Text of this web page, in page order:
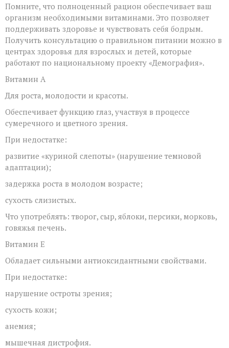
Помните, что полноценный рацион обеспечивает ваш
организм необходимыми витаминами. Это позволяет
поддерживать здоровье и чувствовать себя бодрым.
Получить консультацию о правильном питании можно в
центрах здоровья для взрослых и детей, которые
работают по национальному проекту «Демография».
Витамин А
Для роста, молодости и красоты.
Обеспечивает функцию глаз, участвуя в процессе
сумеречного и цветного зрения.
При недостатке:
развитие «куриной слепоты» (нарушение темновой
адаптации);
задержка роста в молодом возрасте;
сухость слизистых.
Что употреблять: творог, сыр, яблоки, персики, морковь,
говяжья печень.
Витамин Е
Обладает сильными антиоксидантными свойствами.
При недостатке:
нарушение остроты зрения;
сухость кожи;
анемия;
мышечная дистрофия.